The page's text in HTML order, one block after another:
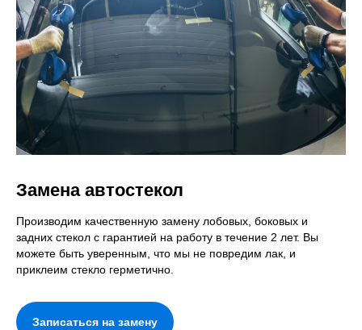
Замена автостекол
Производим качественную замену лобовых, боковых и
задних стекол с гарантией на работу в течение 2 лет. Вы
можете быть уверенным, что мы не повредим лак, и
приклеим стекло герметично.
Записаться на замену